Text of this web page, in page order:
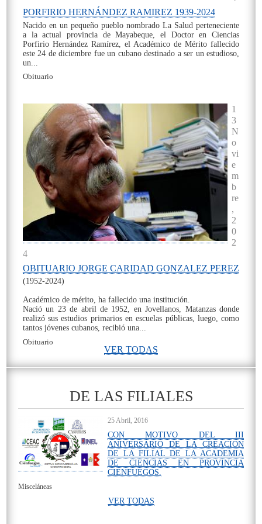
PORFIRIO HERNÁNDEZ RAMIREZ 1939-2024
Nacido en un pequeño pueblo nombrado La Salud perteneciente
a la actual provincia de Mayabeque, el Doctor en Ciencias
Porfirio Hernández Ramírez, el Académico de Mérito fallecido
este 24 de diciembre fue un cubano destinado a ser un estudioso,
un...
Obituario
1
3
N
o
vi
e
m
b
re
,
2
0
2
4
OBITUARIO JORGE CARIDAD GONZALEZ PEREZ
(1952-2024)
Académico de mérito, ha fallecido una institución.
Nació un 23 de abril de 1952, en Jovellanos, Matanzas donde
realizó sus estudios primarios en escuelas públicas, luego, como
tantos jóvenes cubanos, recibió una...
Obituario
VER TODAS
DE LAS FILIALES
25 Abril, 2016
CON MOTIVO DEL III
ANIVERSARIO DE LA CREACION
DE LA FILIAL DE LA ACADEMIA
DE CIENCIAS EN PROVINCIA
CIENFUEGOS.
Misceláneas
VER TODAS